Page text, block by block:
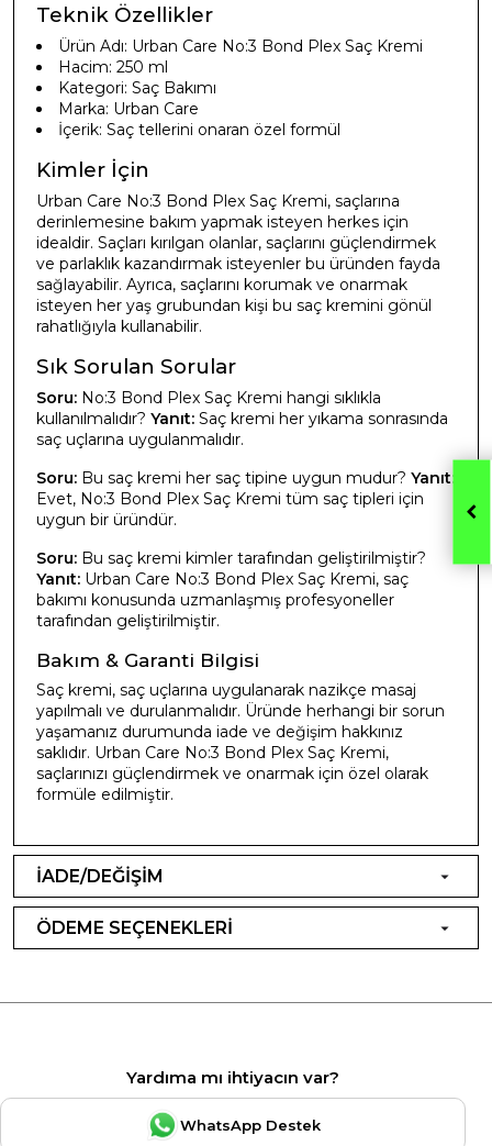
Teknik Özellikler
Ürün Adı: Urban Care No:3 Bond Plex Saç Kremi
Hacim: 250 ml
Kategori: Saç Bakımı
Marka: Urban Care
İçerik: Saç tellerini onaran özel formül
Kimler İçin
Urban Care No:3 Bond Plex Saç Kremi, saçlarına
derinlemesine bakım yapmak isteyen herkes için
idealdir. Saçları kırılgan olanlar, saçlarını güçlendirmek
ve parlaklık kazandırmak isteyenler bu üründen fayda
sağlayabilir. Ayrıca, saçlarını korumak ve onarmak
isteyen her yaş grubundan kişi bu saç kremini gönül
rahatlığıyla kullanabilir.
Sık Sorulan Sorular
Soru: No:3 Bond Plex Saç Kremi hangi sıklıkla
kullanılmalıdır? Yanıt: Saç kremi her yıkama sonrasında
saç uçlarına uygulanmalıdır.
Soru: Bu saç kremi her saç tipine uygun mudur? Yanıt:
Evet, No:3 Bond Plex Saç Kremi tüm saç tipleri için
uygun bir üründür.
Soru: Bu saç kremi kimler tarafından geliştirilmiştir?
Yanıt: Urban Care No:3 Bond Plex Saç Kremi, saç
bakımı konusunda uzmanlaşmış profesyoneller
tarafından geliştirilmiştir.
Bakım & Garanti Bilgisi
Saç kremi, saç uçlarına uygulanarak nazikçe masaj
yapılmalı ve durulanmalıdır. Üründe herhangi bir sorun
yaşamanız durumunda iade ve değişim hakkınız
saklıdır. Urban Care No:3 Bond Plex Saç Kremi,
saçlarınızı güçlendirmek ve onarmak için özel olarak
formüle edilmiştir.
İADE/DEĞİŞİM
ÖDEME SEÇENEKLERİ
Yardıma mı ihtiyacın var?
WhatsApp Destek